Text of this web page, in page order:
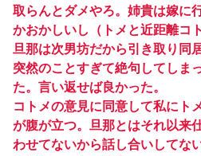
取らんとダメやろ。姉貴は嫁に
かおかしいし（トメと近距離コ
旦那は次男坊だから引き取り同
突然のことすぎて絶句してしま
た。言い返せば良かった。
コトメの意見に同意して私にト
が腹が立つ。旦那とはそれ以来
わせてないから話し合いしてな